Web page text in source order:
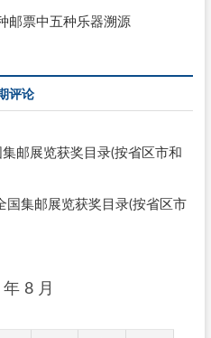
邮票中五种乐器溯源
评论
邮展览获奖目录(按省区市和
国集邮展览获奖目录(按省区市
8 月